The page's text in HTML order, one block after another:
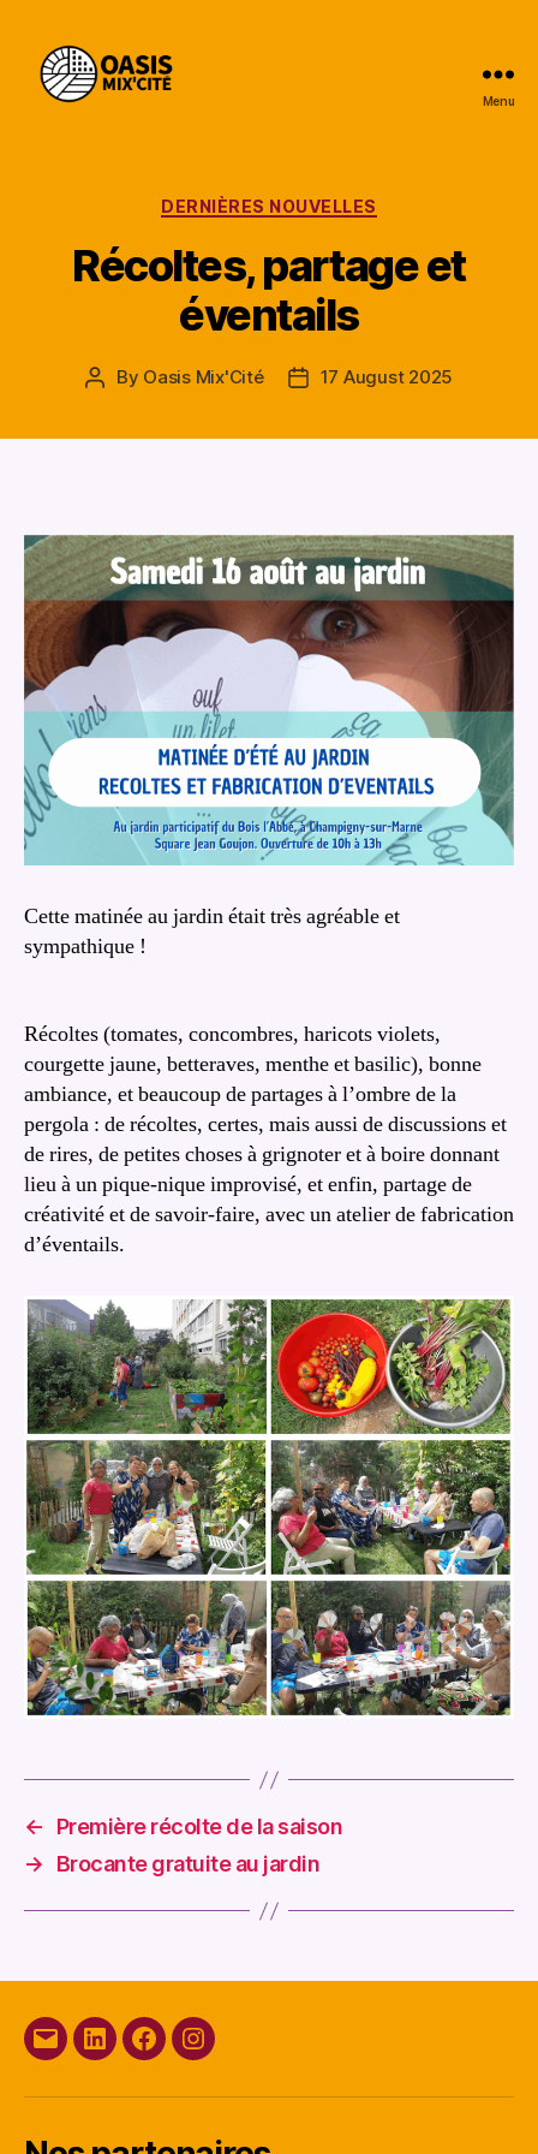
Menu
Categories
DERNIÈRES NOUVELLES
Récoltes, partage et
éventails
Post
By Oasis Mix'Cité
Post17 August 2025
Cette matinée au jardin était très agréable et
sympathique !
Récoltes (tomates, concombres, haricots violets,
courgette jaune, betteraves, menthe et basilic), bonne
ambiance, et beaucoup de partages à l’ombre de la
pergola : de récoltes, certes, mais aussi de discussions et
de rires, de petites choses à grignoter et à boire donnant
lieu à un pique-nique improvisé, et enfin, partage de
créativité et de savoir-faire, avec un atelier de fabrication
d’éventails.
←
Première récolte de la saison
→
Brocante gratuite au jardin
E-
LinkedinFacebookInstagram